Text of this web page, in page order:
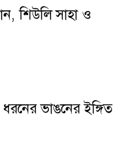
শিউলি সাহা ও
ভাঙনের ইঙ্গিত